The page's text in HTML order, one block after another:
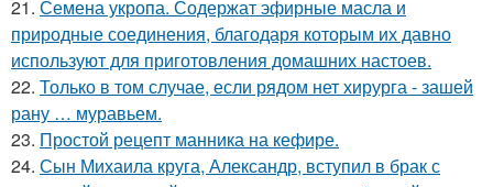
21. Семена укропа. Содержат эфирные масла и
природные соединения, благодаря которым их давно
используют для приготовления домашних настоев.
22. Только в том случае, если рядом нет хирурга - зашей
рану … муравьем.
23. Простой рецепт манника на кефире.
24. Сын Михаила круга, Александр, вступил в брак с